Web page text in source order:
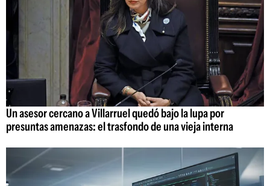
Un asesor cercano a Villarruel quedó bajo la lupa por
presuntas amenazas: el trasfondo de una vieja interna